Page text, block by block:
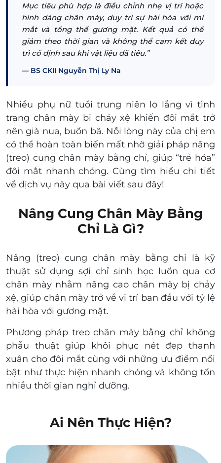
Mục tiêu phù hợp là điều chỉnh nhẹ vị trí hoặc
hình dáng chân mày, duy trì sự hài hòa với mí
mắt và tổng thể gương mặt. Kết quả có thể
giảm theo thời gian và không thể cam kết duy
trì cố định sau khi vật liệu đã tiêu.”
BS CKII Nguyễn Thị Ly Na
Nhiều phụ nữ tuổi trung niên lo lắng vì tình
trạng chân mày bị chảy xệ khiến đôi mắt trở
nên già nua, buồn bã. Nỗi lòng này của chị em
có thể hoàn toàn biến mất nhờ giải pháp nâng
(treo) cung chân mày bằng chỉ, giúp “trẻ hóa”
đôi mắt nhanh chóng. Cùng tìm hiểu chi tiết
về dịch vụ này qua bài viết sau đây!
Nâng Cung Chân Mày Bằng
Chỉ Là Gì?
Nâng (treo) cung chân mày bằng chỉ là kỹ
thuật sử dụng sợi chỉ sinh học luồn qua cơ
chân mày nhằm nâng cao chân mày bị chảy
xệ, giúp chân mày trở về vị trí ban đầu với tỷ lệ
hài hòa với gương mặt.
Phương pháp treo chân mày bằng chỉ không
phẫu thuậtgiúp khôi phục nét đẹp thanh
xuân cho đôi mắt cùng với những ưu điểm nổi
bật như thực hiện nhanh chóng và không tốn
nhiều thời gian nghỉ dưỡng.
Ai Nên Thực Hiện?